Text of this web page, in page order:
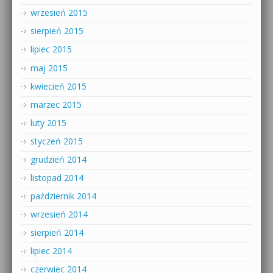
wrzesień 2015
sierpień 2015
lipiec 2015
maj 2015
kwiecień 2015
marzec 2015
luty 2015
styczeń 2015
grudzień 2014
listopad 2014
październik 2014
wrzesień 2014
sierpień 2014
lipiec 2014
czerwiec 2014